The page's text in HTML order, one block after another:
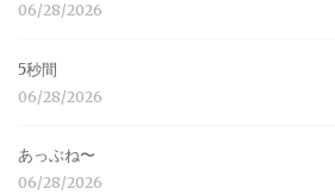
06/28/2026
5秒間
06/28/2026
あっぶね〜
06/28/2026